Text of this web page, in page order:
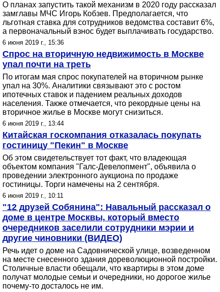
О планах запустить такой механизм в 2020 году рассказал
замглавы МЧС Игорь Кобзев. Предполагается, что
льготная ставка для сотрудников ведомства составит 6%,
а первоначальный взнос будет выплачивать государство.
6 июня 2019 г., 15:36
Спрос на вторичную недвижимость в Москве
упал почти на треть
По итогам мая спрос покупателей на вторичном рынке
упал на 30%. Аналитики связывают это с ростом
ипотечных ставок и падением реальных доходов
населения. Также отмечается, что рекордные цены на
вторичное жилье в Москве могут снизиться.
6 июня 2019 г., 13:44
Китайская госкомпания отказалась покупать
гостиницу "Пекин" в Москве
Об этом свидетельствует тот факт, что владеющая
объектом компания "Галс-Девелопмент", объявила о
проведении электронного аукциона по продаже
гостиницы. Торги намечены на 2 сентября.
6 июня 2019 г., 10:11
"12 друзей Собянина": Навальный рассказал о
доме в центре Москвы, который вместо
очередников заселили сотрудники мэрии и
другие чиновники (ВИДЕО)
Речь идет о доме на Садовнической улице, возведенном
на месте снесенного здания дореволюционной постройки.
Столичные власти обещали, что квартиры в этом доме
получат молодые семьи и очередники, но дорогое жилье
почему-то досталось не им.